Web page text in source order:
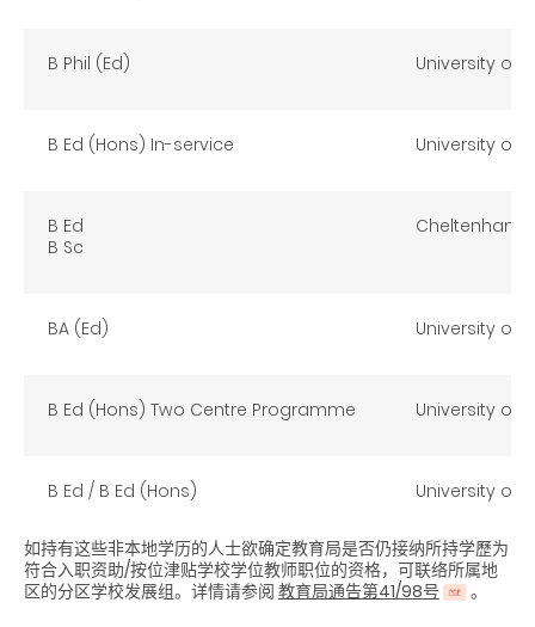
B Phil (Ed) University of
B Ed (Hons) In-service University of
B Ed
B Sc
Cheltenham
BA (Ed) University of
B Ed (Hons) Two Centre Programme University of
B Ed / B Ed (Hons) University of
如持有这些非本地学历的人士欲确定教育局是否仍接纳所持学歷为
符合入职资助/按位津贴学校学位教师职位的资格，可联络所属地
区的分区学校发展组。 详情请参阅 教育局通告第41/98号 。